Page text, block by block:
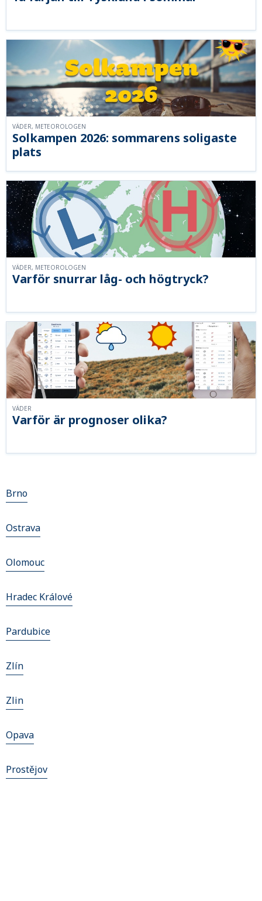
Solkampen 2026: sommarens soligaste
plats
VÄDER, METEOROLOGEN
Varför snurrar låg- och högtryck?
VÄDER, METEOROLOGEN
Varför är prognoser olika?
VÄDER
Brno
Ostrava
Olomouc
Hradec Králové
Pardubice
Zlín
Zlin
Opava
Prostějov